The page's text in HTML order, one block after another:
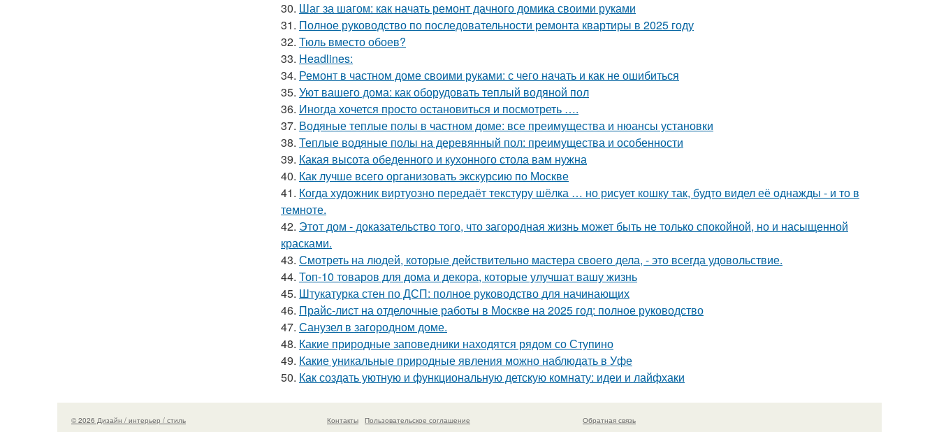
30. Шаг за шагом: как начать ремонт дачного домика своими руками
31. Полное руководство по последовательности ремонта квартиры в 2025 году
32. Тюль вместо обоев?
33. Headlines:
34. Ремонт в частном доме своими руками: с чего начать и как не ошибиться
35. Уют вашего дома: как оборудовать теплый водяной пол
36. Иногда хочется просто остановиться и посмотреть ….
37. Водяные теплые полы в частном доме: все преимущества и нюансы установки
38. Теплые водяные полы на деревянный пол: преимущества и особенности
39. Какая высота обеденного и кухонного стола вам нужна
40. Как лучше всего организовать экскурсию по Москве
41. Когда художник виртуозно передаёт текстуру шёлка … но рисует кошку так, будто видел её однажды - и то в
темноте.
42. Этот дом - доказательство того, что загородная жизнь может быть не только спокойной, но и насыщенной
красками.
43. Смотреть на людей, которые действительно мастера своего дела, - это всегда удовольствие.
44. Топ-10 товаров для дома и декора, которые улучшат вашу жизнь
45. Штукатурка стен по ДСП: полное руководство для начинающих
46. Прайс-лист на отделочные работы в Москве на 2025 год: полное руководство
47. Санузел в загородном доме.
48. Какие природные заповедники находятся рядом со Ступино
49. Какие уникальные природные явления можно наблюдать в Уфе
50. Как создать уютную и функциональную детскую комнату: идеи и лайфхаки
© 2026 Дизайн / интерьер / стиль Контакты
Пользовательское соглашение
Обратная связь